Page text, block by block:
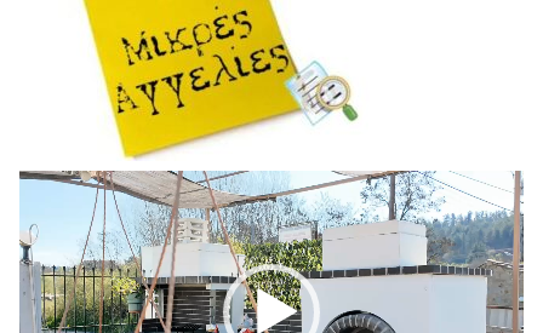
Πρόγραμμα
Αναπαραγωγής
Βίντεο